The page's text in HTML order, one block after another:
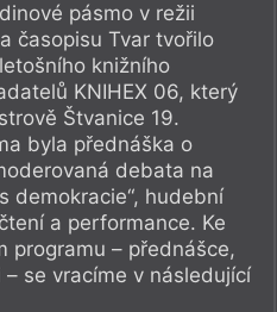
pásmo v režii
časopisu Tvar tvořilo
knižního
KNIHEX 06, který
Štvanice 19.
byla přednáška o
debata na
demokracie“, hudební
a performance. Ke
programu – přednášce,
se vracíme v následující